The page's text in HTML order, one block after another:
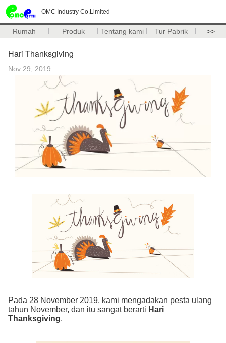
OMC Industry Co.Limited
Rumah Produk Tentang kami Tur Pabrik >>
Hari Thanksgiving
Nov 29, 2019
Pada 28 November 2019, kami mengadakan pesta ulang
tahun November, dan itu sangat berarti Hari
Thanksgiving.